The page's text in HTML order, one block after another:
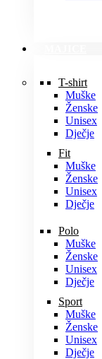
T-shirt
Muške
Ženske
Unisex
Dječje
Fit
Muške
Ženske
Unisex
Dječje
Polo
Muške
Ženske
Unisex
Dječje
Sport
Muške
Ženske
Unisex
Dječje